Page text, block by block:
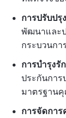
การปรับปรุ
พัฒนาและ
กระบวนก
การบำรุง
ประกันกา
มาตรฐาน
การจัดการ